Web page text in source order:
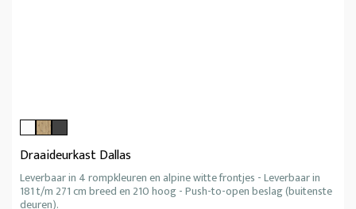
Draaideurkast Dallas
Leverbaar in 4 rompkleuren en alpine witte frontjes - Leverbaar in
181 t/m 271 cm breed en 210 hoog - Push-to-open beslag (buitenste
deuren).